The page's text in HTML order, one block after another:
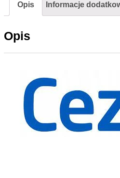
2,75m
Jasny
Opis Informacje
Opis